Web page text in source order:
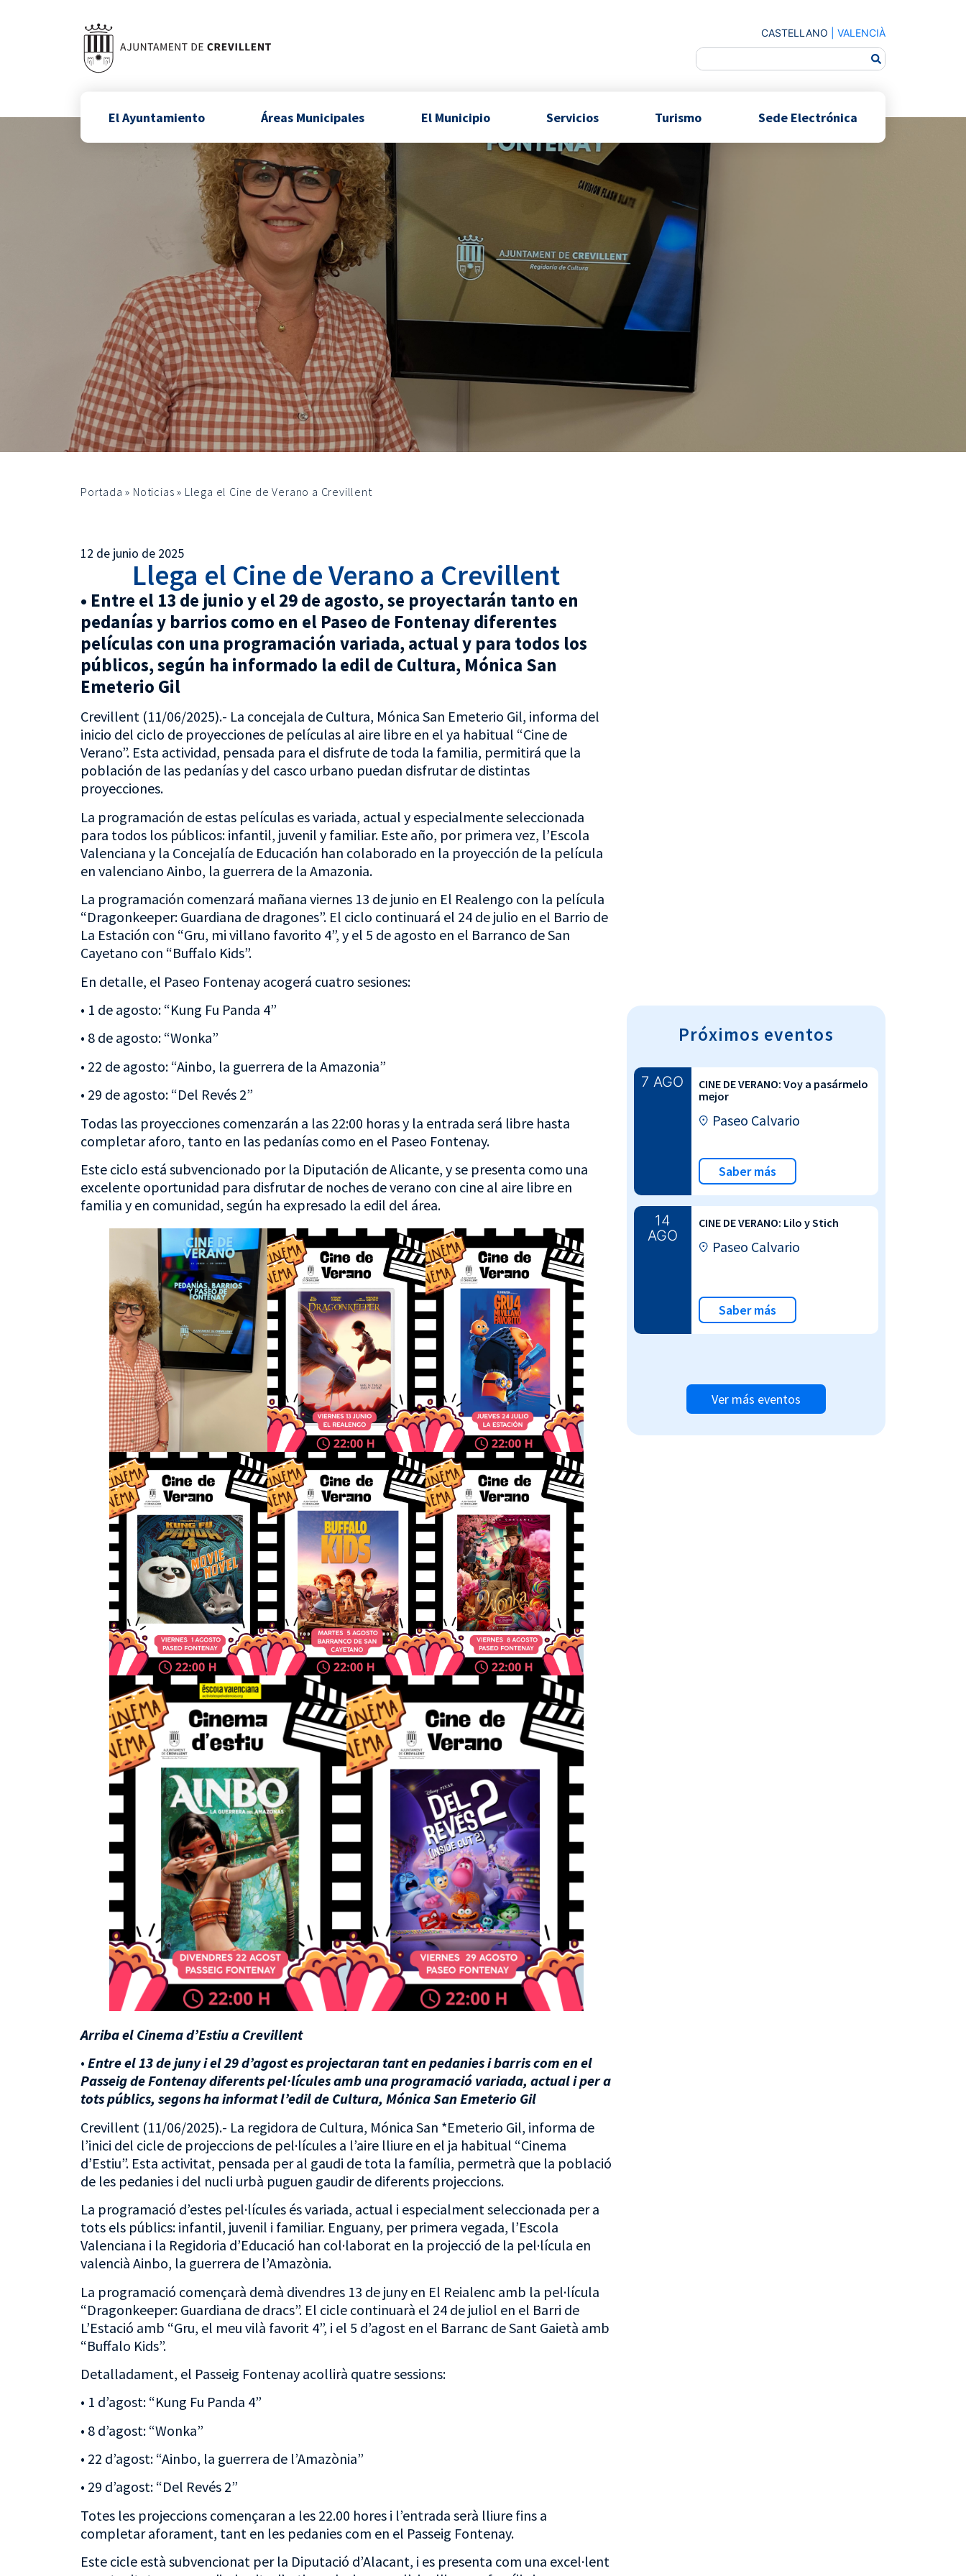
CASTELLANO VALENCIÀ
El Ayuntamiento Áreas Municipales El Municipio Servicios Turismo Sede Electrónica
Portada » Noticias » Llega el Cine de Verano a Crevillent
12 de junio de 2025
Llega el Cine de Verano a Crevillent
• Entre el 13 de junio y el 29 de agosto, se proyectarán tanto en
pedanías y barrios como en el Paseo de Fontenay diferentes
películas con una programación variada, actual y para todos los
públicos, según ha informado la edil de Cultura, Mónica San
Emeterio Gil
Crevillent (11/06/2025).- La concejala de Cultura, Mónica San Emeterio Gil, informa del
inicio del ciclo de proyecciones de películas al aire libre en el ya habitual “Cine de
Verano”. Esta actividad, pensada para el disfrute de toda la familia, permitirá que la
población de las pedanías y del casco urbano puedan disfrutar de distintas
proyecciones.
La programación de estas películas es variada, actual y especialmente seleccionada
para todos los públicos: infantil, juvenil y familiar. Este año, por primera vez, l’Escola
Valenciana y la Concejalía de Educación han colaborado en la proyección de la película
en valenciano Ainbo, la guerrera de la Amazonia.
La programación comenzará mañana viernes 13 de junio en El Realengo con la película
“Dragonkeeper: Guardiana de dragones”. El ciclo continuará el 24 de julio en el Barrio de
La Estación con “Gru, mi villano favorito 4”, y el 5 de agosto en el Barranco de San
Cayetano con “Buffalo Kids”.
En detalle, el Paseo Fontenay acogerá cuatro sesiones:
• 1 de agosto: “Kung Fu Panda 4”
• 8 de agosto: “Wonka”
• 22 de agosto: “Ainbo, la guerrera de la Amazonia”
• 29 de agosto: “Del Revés 2”
Todas las proyecciones comenzarán a las 22:00 horas y la entrada será libre hasta
completar aforo, tanto en las pedanías como en el Paseo Fontenay.
Este ciclo está subvencionado por la Diputación de Alicante, y se presenta como una
excelente oportunidad para disfrutar de noches de verano con cine al aire libre en
familia y en comunidad, según ha expresado la edil del área.
Arriba el Cinema d’Estiu a Crevillent
• Entre el 13 de juny i el 29 d’agost es projectaran tant en pedanies i barris com en el
Passeig de Fontenay diferents pel·lícules amb una programació variada, actual i per a
tots públics, segons ha informat l’edil de Cultura, Mónica San Emeterio Gil
Crevillent (11/06/2025).- La regidora de Cultura, Mónica San *Emeterio Gil, informa de
l’inici del cicle de projeccions de pel·lícules a l’aire lliure en el ja habitual “Cinema
d’Estiu”. Esta activitat, pensada per al gaudi de tota la família, permetrà que la població
de les pedanies i del nucli urbà puguen gaudir de diferents projeccions.
La programació d’estes pel·lícules és variada, actual i especialment seleccionada per a
tots els públics: infantil, juvenil i familiar. Enguany, per primera vegada, l’Escola
Valenciana i la Regidoria d’Educació han col·laborat en la projecció de la pel·lícula en
valencià Ainbo, la guerrera de l’Amazònia.
La programació començarà demà divendres 13 de juny en El Reialenc amb la pel·lícula
“Dragonkeeper: Guardiana de dracs”. El cicle continuarà el 24 de juliol en el Barri de
L’Estació amb “Gru, el meu vilà favorit 4”, i el 5 d’agost en el Barranc de Sant Gaietà amb
“Buffalo Kids”.
Detalladament, el Passeig Fontenay acollirà quatre sessions:
• 1 d’agost: “Kung Fu Panda 4”
• 8 d’agost: “Wonka”
• 22 d’agost: “Ainbo, la guerrera de l’Amazònia”
• 29 d’agost: “Del Revés 2”
Totes les projeccions començaran a les 22.00 hores i l’entrada serà lliure fins a
completar aforament, tant en les pedanies com en el Passeig Fontenay.
Este cicle està subvencionat per la Diputació d’Alacant, i es presenta com una excel·lent
Próximos eventos
7 AGO
CINE DE VERANO: Voy a pasármelo
mejor
Paseo Calvario
Saber más
14
AGO
CINE DE VERANO: Lilo y Stich
Paseo Calvario
Saber más
Ver más eventos